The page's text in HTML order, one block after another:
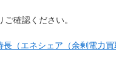
確認ください。
長（エネシェア（余剰電力